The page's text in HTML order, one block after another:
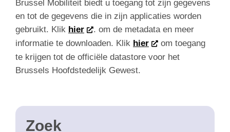
krijgen tot de officiële datastore voor het Brussels
Hoofdstedelijk Gewest.
Zoek